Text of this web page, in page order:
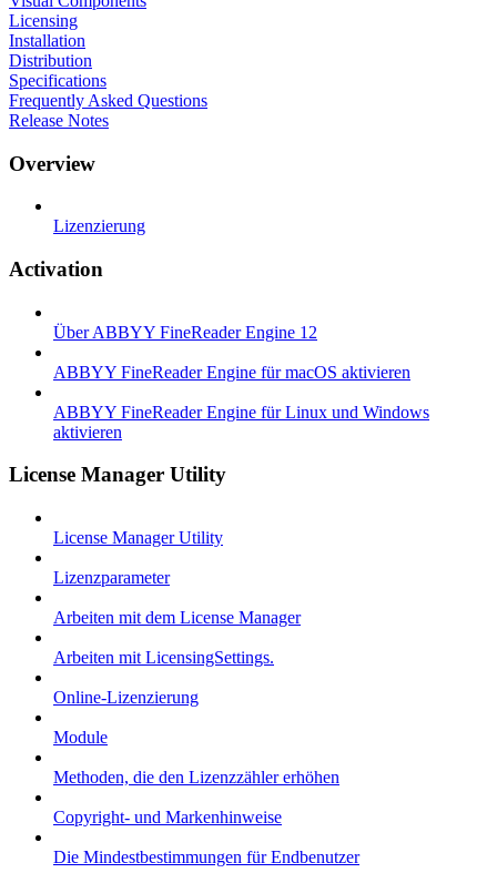
Licensing
Installation
Distribution
Specifications
Frequently Asked Questions
Release Notes
Overview
Lizenzierung
Activation
Über ABBYY FineReader Engine 12
ABBYY FineReader Engine für macOS aktivieren
ABBYY FineReader Engine für Linux und Windows
aktivieren
License Manager Utility
License Manager Utility
Lizenzparameter
Arbeiten mit dem License Manager
Arbeiten mit LicensingSettings.
Online-Lizenzierung
Module
Methoden, die den Lizenzzähler erhöhen
Copyright- und Markenhinweise
Die Mindestbestimmungen für Endbenutzer